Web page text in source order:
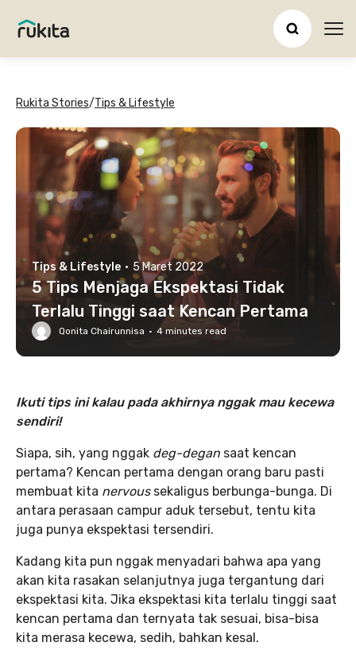
Rukita Stories/Tips & Lifestyle
Tips & Lifestyle · 5 Maret 2022
5 Tips Menjaga Ekspektasi Tidak
Terlalu Tinggi saat Kencan Pertama
Qonita Chairunnisa · 4 minutes read
Ikuti tips ini kalau pada akhirnya nggak mau kecewa
sendiri!
Siapa, sih, yang nggak deg-degan saat kencan
pertama? Kencan pertama dengan orang baru pasti
membuat kita nervous sekaligus berbunga-bunga. Di
antara perasaan campur aduk tersebut, tentu kita
juga punya ekspektasi tersendiri.
Kadang kita pun nggak menyadari bahwa apa yang
akan kita rasakan selanjutnya juga tergantung dari
ekspektasi kita. Jika ekspektasi kita terlalu tinggi saat
kencan pertama dan ternyata tak sesuai, bisa-bisa
kita merasa kecewa, sedih, bahkan kesal.